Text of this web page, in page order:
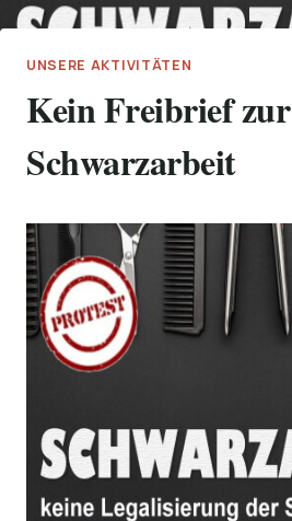
UNSERE AKTIVITÄTEN
Kein Freibrief zur
Schwarzarbeit